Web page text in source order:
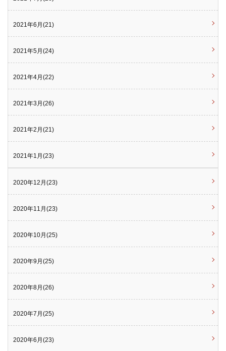
2021年6月(21)
2021年5月(24)
2021年4月(22)
2021年3月(26)
2021年2月(21)
2021年1月(23)
2020年12月(23)
2020年11月(23)
2020年10月(25)
2020年9月(25)
2020年8月(26)
2020年7月(25)
2020年6月(23)